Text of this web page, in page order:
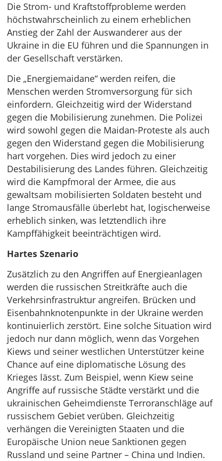
Die Strom- und Kraftstoffprobleme werden
höchstwahrscheinlich zu einem erheblichen
Anstieg der Zahl der Auswanderer aus der
Ukraine in die EU führen und die Spannungen in
der Gesellschaft verstärken.
Die „Energiemaidane“ werden reifen, die
Menschen werden Stromversorgung für sich
einfordern. Gleichzeitig wird der Widerstand
gegen die Mobilisierung zunehmen. Die Polizei
wird sowohl gegen die Maidan-Proteste als auch
gegen den Widerstand gegen die Mobilisierung
hart vorgehen. Dies wird jedoch zu einer
Destabilisierung des Landes führen. Gleichzeitig
wird die Kampfmoral der Armee, die aus
gewaltsam mobilisierten Soldaten besteht und
lange Stromausfälle überlebt hat, logischerweise
erheblich sinken, was letztendlich ihre
Kampffähigkeit beeinträchtigen wird.
Hartes Szenario
Zusätzlich zu den Angriffen auf Energieanlagen
werden die russischen Streitkräfte auch die
Verkehrsinfrastruktur angreifen. Brücken und
Eisenbahnknotenpunkte in der Ukraine werden
kontinuierlich zerstört. Eine solche Situation wird
jedoch nur dann möglich, wenn das Vorgehen
Kiews und seiner westlichen Unterstützer keine
Chance auf eine diplomatische Lösung des
Krieges lässt. Zum Beispiel, wenn Kiew seine
Angriffe auf russische Städte verstärkt und die
ukrainischen Geheimdienste Terroranschläge auf
russischem Gebiet verüben. Gleichzeitig
verhängen die Vereinigten Staaten und die
Europäische Union neue Sanktionen gegen
Russland und seine Partner – China und Indien.